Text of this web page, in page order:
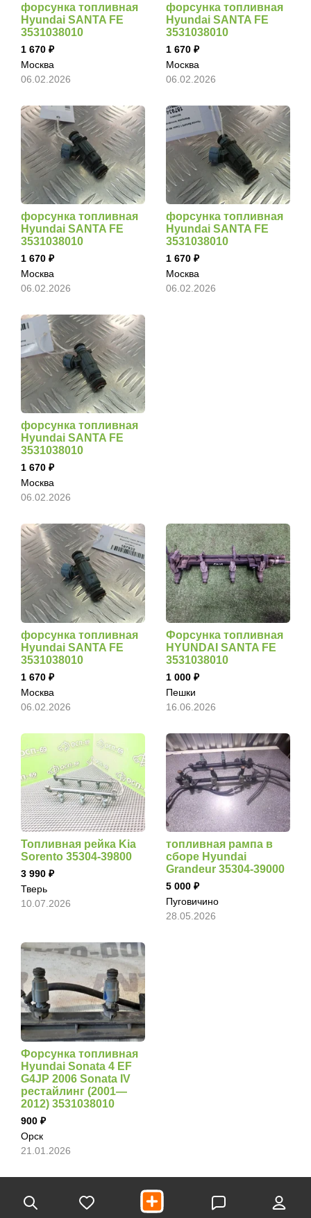
форсунка топливная
Hyundai SANTA FE
3531038010
1 670
Москва
06.02.2026
форсунка топливная
Hyundai SANTA FE
3531038010
1 670
Москва
06.02.2026
форсунка топливная
Hyundai SANTA FE
3531038010
1 670
Москва
06.02.2026
форсунка топливная
Hyundai SANTA FE
3531038010
1 670
Москва
06.02.2026
форсунка топливная
Hyundai SANTA FE
3531038010
1 670
Москва
06.02.2026
форсунка топливная
Hyundai SANTA FE
3531038010
1 670
Москва
06.02.2026
Форсунка топливная
HYUNDAI SANTA FE
3531038010
1 000
Пешки
16.06.2026
Топливная рейка Kia
Sorento 35304-39800
3 990
Тверь
10.07.2026
топливная рампа в
сборе Hyundai
Grandeur 35304-39000
5 000
Пуговичино
28.05.2026
Форсунка топливная
Hyundai Sonata 4 EF
G4JP 2006 Sonata IV
рестайлинг (2001—
2012) 3531038010
900
Орск
21.01.2026